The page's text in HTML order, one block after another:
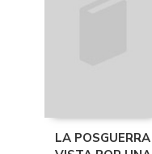
LA POSGUERRA